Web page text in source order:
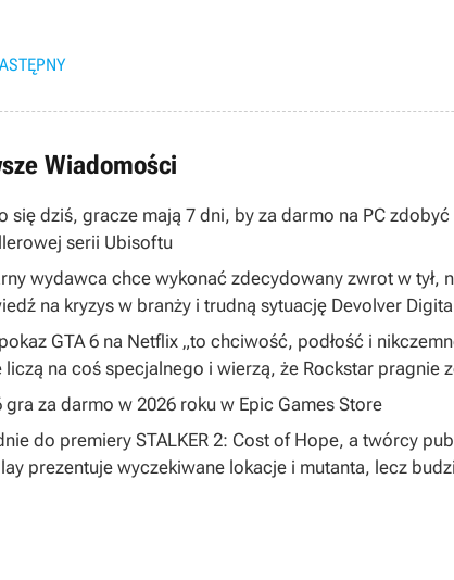
Wiadomości
się dziś, gracze mają 7 dni, by za darmo na PC
serii Ubisoftu
wydawca chce wykonać zdecydowany zwrot w tył,
na kryzys w branży i trudną sytuację Devolver
pokaz GTA 6 na Netflix „to chciwość, podłość i
liczą na coś specjalnego i wierzą, że Rockstar pragnie
gra za darmo w 2026 roku w Epic Games Store
do premiery STALKER 2: Cost of Hope, a twórcy
prezentuje wyczekiwane lokacje i mutanta, lecz